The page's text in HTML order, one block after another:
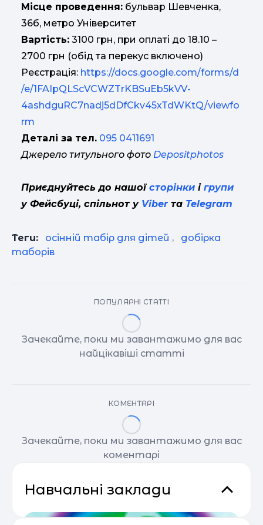
Місце проведення: бульвар Шевченка,
36б, метро Університет
Вартість: 3100 грн, при оплаті до 18.10 –
2700 грн (обід та перекус включено)
Реєстрація: https://docs.google.com/forms/d
/e/1FAIpQLScVCWZTrKBSuEb5kVV-
4ashdguRC7nadj5dDfCkv45xTdWKtQ/viewfo
rm
Деталі за тел. 095 0411691
Джерело титульного фото Depositphotos
Приєднуйтесь до нашої сторінки і групи
у Фейсбуці, спільнот у Viberта Telegram
Теги: осінній табір для дітей ,
добірка
таборів
ПОПУЛЯРНІ СТАТТІ
Зачекайте, поки ми завантажимо для вас
найцікавіші статті
КОМЕНТАРІ
Зачекайте, поки ми завантажимо для вас
коментарі
Навчальні заклади